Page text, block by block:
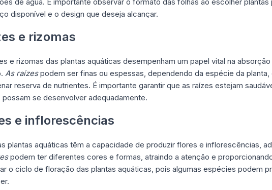
disponível e o design que deseja alcançar.
e rizomas
e rizomas das plantas aquáticas desempenham um papel vital na
As raízespodem ser finas ou espessas, dependendo da espécie da
reserva de nutrientes. É importante garantir que as raízes estejam
possam se desenvolver adequadamente.
e inflorescências
plantas aquáticas têm a capacidade de produzir flores e inflorescências,
podem ter diferentes cores e formas, atraindo a atenção e
o ciclo de floração das plantas aquáticas, pois algumas espécies podem